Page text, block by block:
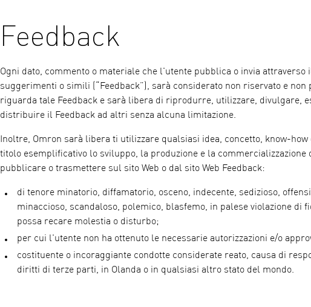
Feedback
Ogni dato, commento o materiale che l'utente pubblica o invia
suggerimenti o simili (“Feedback”), sarà considerato non riservato e
riguarda tale Feedback e sarà libera di riprodurre, utilizzare, divulgare,
distribuire il Feedback ad altri senza alcuna limitazione.
Inoltre, Omron sarà libera ti utilizzare qualsiasi idea, concetto, know-
titolo esemplificativo lo sviluppo, la produzione e la
pubblicare o trasmettere sul sito Web o dal sito Web Feedback:
di tenore minatorio, diffamatorio, osceno, indecente, sedizioso,
minaccioso, scandaloso, polemico, blasfemo, in palese violazione di
possa recare molestia o disturbo;
per cui l'utente non ha ottenuto le necessarie autorizzazioni e/o
costituente o incoraggiante condotte considerate reato, causa di
diritti di terze parti, in Olanda o in qualsiasi altro stato del mondo.